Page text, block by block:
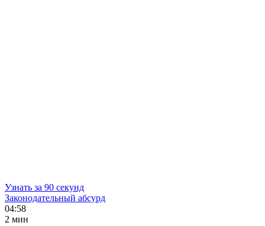
Узнать за 90 секунд
Законодательный абсурд
04:58
2 мин